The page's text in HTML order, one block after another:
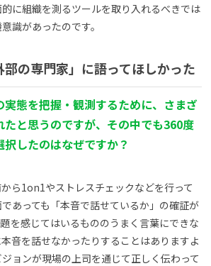
に組織を測るツールを取り入れるべきでは
識があったのです。
の専門家」に語ってほしかった
実態を把握・観測するために、さまざ
たと思うのですが、その中でも360度
したのはなぜですか？
ら1on1やストレスチェックなどを行って
あっても「本音で話せているか」の確証が
を感じてはいるもののうまく言葉にできな
音を話せなかったりすることはありますよ
ョンが現場の上司を通じて正しく伝わって